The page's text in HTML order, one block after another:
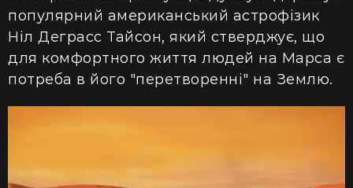
популярний американський астрофізик
Ніл Деграсс Тайсон, який стверджує, що
для комфортного життя людей на Марса є
потреба в його "перетворенні" на Землю.